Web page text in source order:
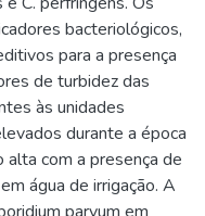
bacteriológicos,
para a presença
de turbidez das
às unidades
durante a época
alta com a presença de
água de irrigação. A